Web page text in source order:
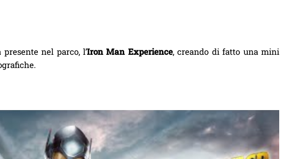
nel parco, l’Iron Man Experience, creando di fatto una mini